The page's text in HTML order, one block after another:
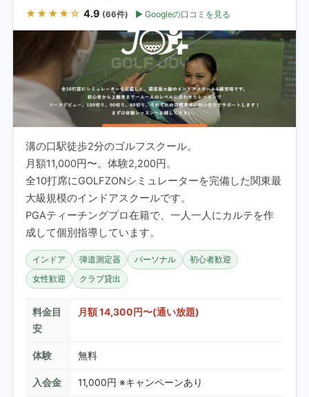
★★★★☆ 4.9 (66件) Googleの口コミを見る
溝の口駅徒歩2分のゴルフスクール。
月額11,000円〜。体験2,200円。
全10打席にGOLFZONシミュレーターを完備した関東最
大級規模のインドアスクールです。
PGAティーチングプロ在籍で、一人一人にカルテを作
成して個別指導しています。
インドア 弾道測定器 パーソナル
初心者歓迎
女性歓迎
クラブ貸出
料金目
安
月額 14,300円〜(通い放題)
体験 無料
入会金 11,000円 ※キャンペーンあり